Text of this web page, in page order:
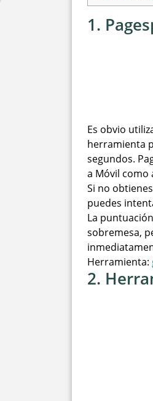
1.
Es obvio
herramienta
segundos.
a Móvil como
Si no
puedes
La
sobremesa,
Herramienta:
2.